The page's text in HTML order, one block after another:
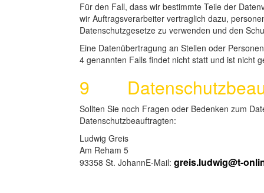
Für den Fall, dass wir bestimmte Teile der
wir Auftragsverarbeiter vertraglich dazu,
Datenschutzgesetze zu verwenden und den
Eine Datenübertragung an Stellen oder
4 genannten Falls findet nicht statt und ist nicht
9
Sollten Sie noch Fragen oder Bedenken zum
Datenschutzbeauftragten:
Ludwig Greis
Am Reham 5
93358 St. JohannE-Mail: greis.ludwig@t-